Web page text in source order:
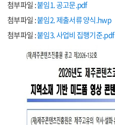
첨부파일 :붙임1. 공고문.pdf
첨부파일 :붙임2. 제출서류 양식.hwp
첨부파일 :붙임3. 사업비 집행기준.pdf